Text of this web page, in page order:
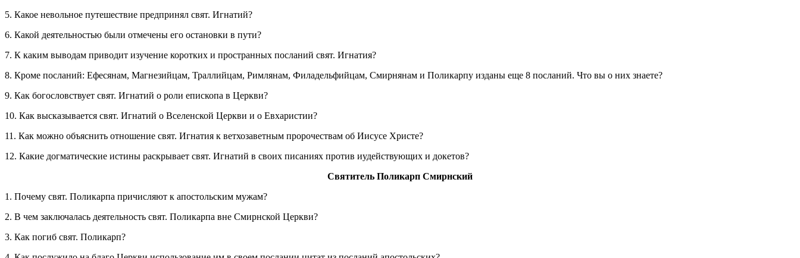
5. Какое невольное путешествие предпринял свят. Игнатий?
6. Какой деятельностью были отмечены его остановки в пути?
7. К каким выводам приводит изучение коротких и пространных посланий свят. Игнатия?
8. Кроме посланий: Ефесянам, Магнезийцам, Траллийцам, Римлянам, Филадельфийцам, Смирнянам и Поликарпу изданы еще 8 посланий. Что вы о них знаете?
9. Как богословствует свят. Игнатий о роли епископа в Церкви?
10. Как высказывается свят. Игнатий о Вселенской Церкви и о Евхаристии?
11. Как можно объяснить отношение свят. Игнатия к ветхозаветным пророчествам об Иисусе Христе?
12. Какие догматические истины раскрывает свят. Игнатий в своих писаниях против иудействующих и докетов?
Святитель Поликарп Смирнский
1. Почему свят. Поликарпа причисляют к апостольским мужам?
2. В чем заключалась деятельность свят. Поликарпа вне Смирнской Церкви?
3. Как погиб свят. Поликарп?